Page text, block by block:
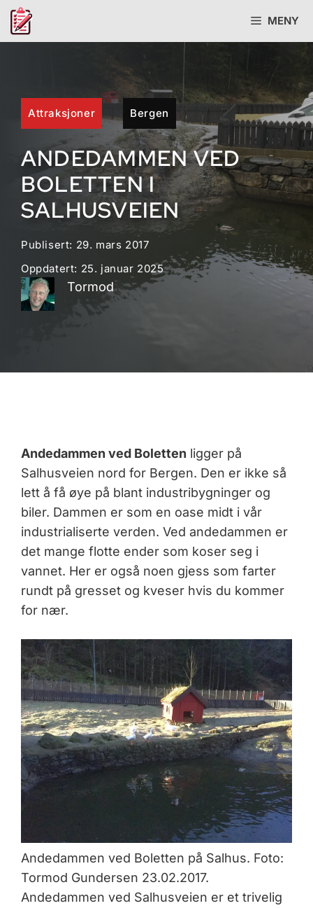
Hopp
MENY
Attraksjoner Bergen
ANDEDAMMEN VED
BOLETTEN I
SALHUSVEIEN
Publisert: 29. mars 2017
Oppdatert: 25. januar 2025
Tormod
Andedammen ved Boletten ligger på
Salhusveien nord for Bergen. Den er ikke så
lett å få øye på blant industribygninger og
biler. Dammen er som en oase midt i vår
industrialiserte verden. Ved andedammen er
det mange flotte ender som koser seg i
vannet. Her er også noen gjess som farter
rundt på gresset og kveser hvis du kommer
for nær.
Andedammen ved Boletten på Salhus. Foto:
Tormod Gundersen 23.02.2017.
Andedammen ved Salhusveien er et trivelig